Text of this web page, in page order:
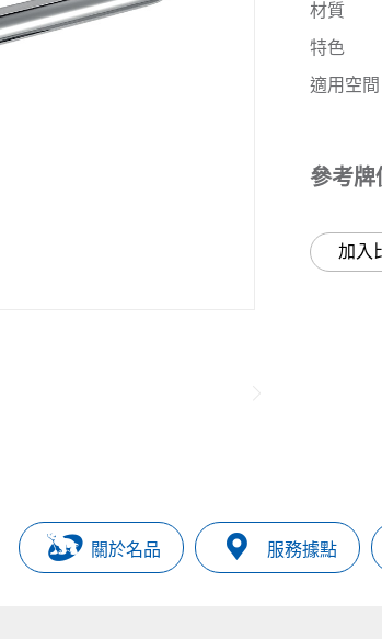
材質
特色
適用空間
參考牌
關於名品 服務據點